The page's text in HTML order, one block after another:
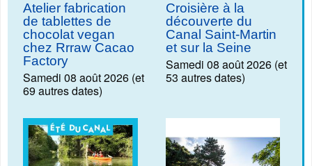
Atelier fabrication
de tablettes de
chocolat vegan
chez Rrraw Cacao
Factory
Samedi 08 août 2026 (et
69 autres dates)
Croisière à la
découverte du
Canal Saint-Martin
et sur la Seine
Samedi 08 août 2026 (et
53 autres dates)